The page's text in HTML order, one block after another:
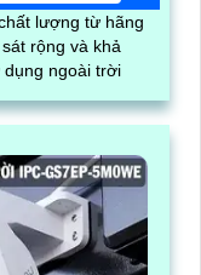
lượng từ hãng
ngoài trời